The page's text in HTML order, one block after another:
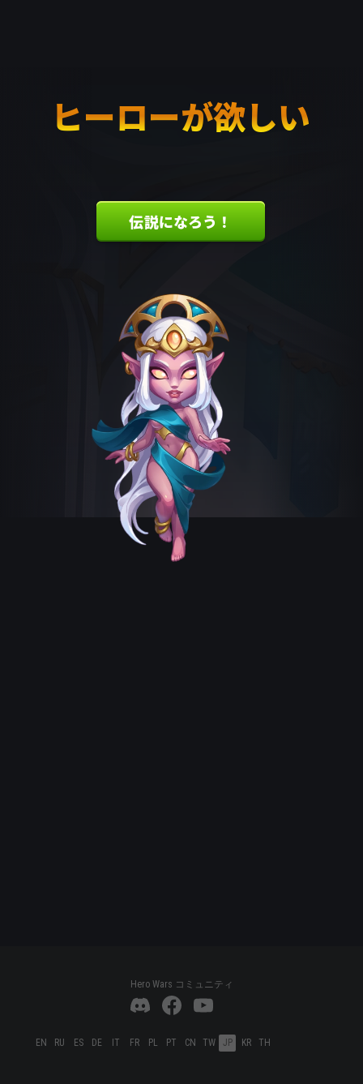
ヒーローが欲しい
伝説になろう！
Hero Wars コミュニティ
EN RU ES DE IT FR PL PT CN TW JP KR TH